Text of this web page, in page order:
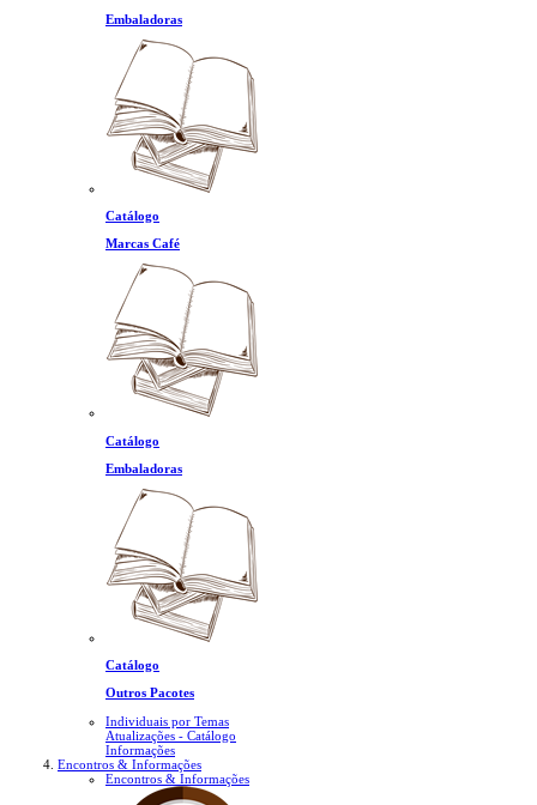
Embaladoras
Catálogo
Marcas Café
Catálogo
Embaladoras
Catálogo
Outros Pacotes
Individuais por Temas
Atualizações - Catálogo
Informações
Encontros & Informações
Encontros & Informações